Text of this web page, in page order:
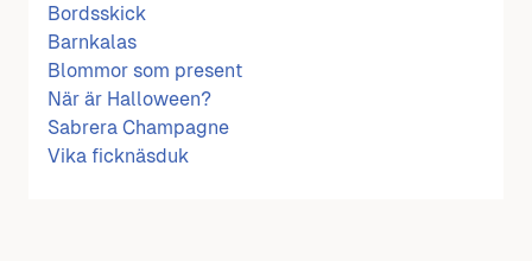
Bordsskick
Barnkalas
Blommor som present
När är Halloween?
Sabrera Champagne
Vika ficknäsduk